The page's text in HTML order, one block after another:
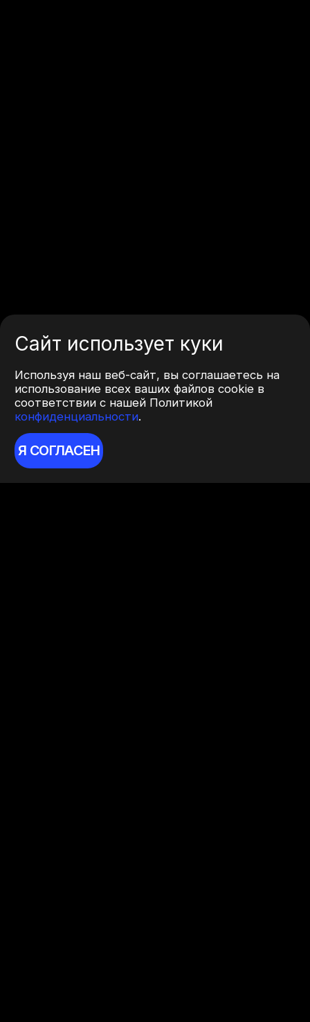
Сайт использует куки
Используя наш веб-сайт, вы соглашаетесь на
использование всех ваших файлов cookie в
соответствии с нашей Политикой
конфиденциальности.
Я СОГЛАСЕН